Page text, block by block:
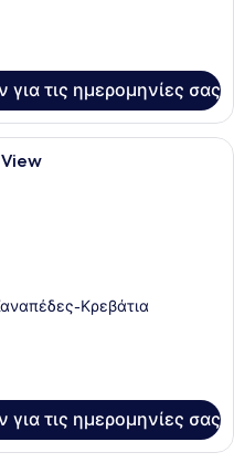
τις ημερομηνίες σας
δωμάτιο με τοίχους από
Κρεβάτια
τις ημερομηνίες σας